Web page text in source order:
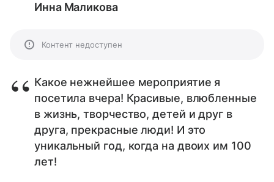
Инна Маликова
Контент недоступен
Какое нежнейшее мероприятие я
посетила вчера! Красивые, влюбленные
в жизнь, творчество, детей и друг в
друга, прекрасные люди! И это
уникальный год, когда на двоих им 100
лет!